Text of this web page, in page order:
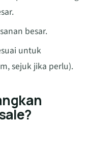
besar.
untuk
sejuk jika perlu).